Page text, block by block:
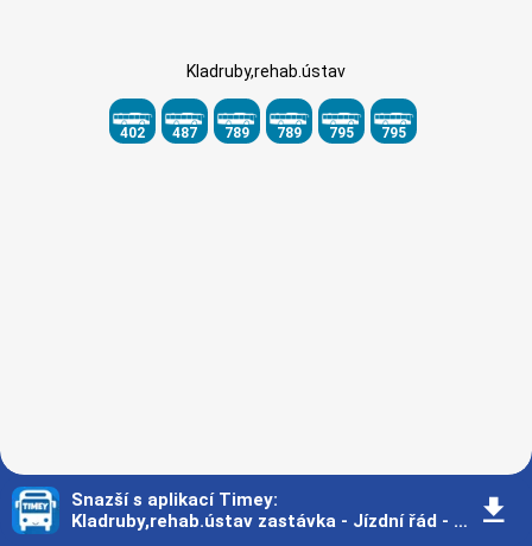
Kladruby,rehab.ústav
402 487 789 789 795 795
Snazší s aplikací Timey:
Kladruby,rehab.ústav zastávka - Jízdní řád - Praha
󰇚